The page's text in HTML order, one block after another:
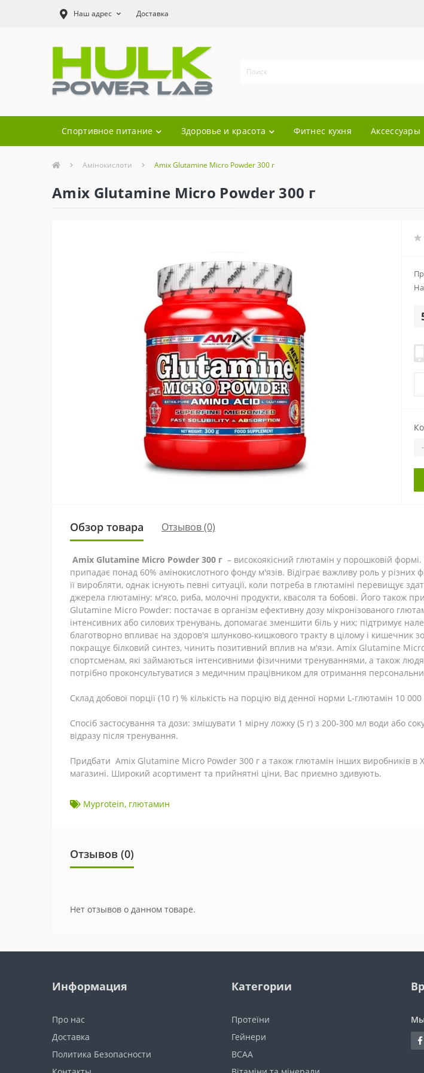
Наш адрес Доставка
Спортивное питание Здоровье и красота Фитнес кухня Аксессуары
Амінокислоти Amix Glutamine Micro Powder 300 г
Amix Glutamine Micro Powder 300 г
-
Обзор товара Отзывов (0)
Amix Glutamine Micro Powder 300 г – високоякісний глютамін у порошковій
припадає понад 60% амінокислотного фонду м'язів. Відіграє важливу роль у
її виробляти, однак існують певні ситуації, коли потреба в глютаміні перевищує
джерела глютаміну: м'ясо, риба, молочні продукти, квасоля та бобові. Його також
Glutamine Micro Powder: постачає в організм ефективну дозу мікронізованого
інтенсивних або силових тренувань, допомагає зменшити біль у них; підтримує
благотворно впливає на здоров'я шлунково-кишкового тракту в цілому і кишечник
покращує білковий синтез, чинить позитивний вплив на м'язи. Amix Glutamine
спортсменам, які займаються інтенсивними фізичними тренуваннями, а також
потрібно проконсультуватися з медичним працівником для отримання
Склад добової порції (10 г) % кількість на порцію від денної норми L-глютамін 10
Спосіб застосування та дози: змішувати 1 мірну ложку (5 г) з 200-300 мл води або
відразу після тренування.
Придбати Amix Glutamine Micro Powder 300 г а також глютамін інших виробників в
магазині. Широкий асортимент та прийнятні ціни, Вас приємно здивують.
Myprotein, глютамин
Отзывов (0)
Нет отзывов о данном товаре.
Информация
Про нас
Доставка
Политика Безопасности
Категории
Протеїни
Гейнери
BCAA
Мы